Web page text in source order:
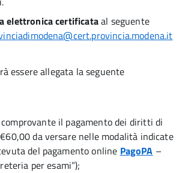
elettronica certificataal seguente
essere allegata la seguente
il pagamento dei diritti di
da versare nelle modalità indicate
del pagamento online PagoPA –
per esami”);